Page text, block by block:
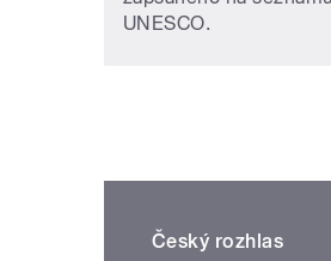
UNESCO.
Český rozhlas